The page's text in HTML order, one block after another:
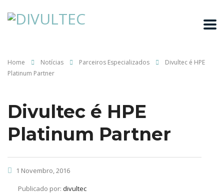
Home Notícias Parceiros Especializados
Divultec é HPE
Platinum Partner
Divultec é HPE
Platinum Partner
1 Novembro, 2016
Publicado por: divultec